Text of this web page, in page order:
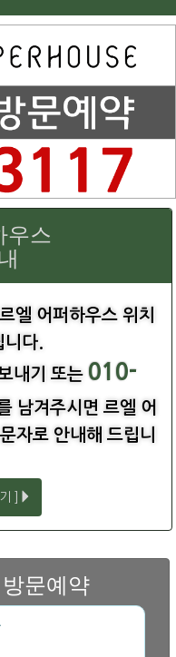
우스
엘 어퍼하우스 위치
니다.
내기 또는 010-
남겨주시면 르엘 어
자로 안내해 드립니
]
문예약